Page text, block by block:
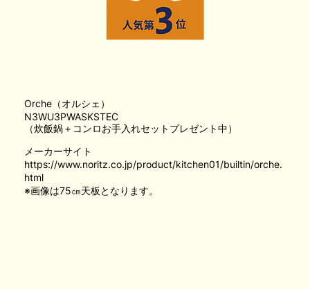
メーカーサイト
https://www.noritz.co.jp/product/kitchen01/builtin/orche.
html
※画像は75㎝天板となります。
Orche（オルシェ）
N3WU3PWASKSTEC
（炊飯鍋＋コンロお手入れセットプレゼント中）